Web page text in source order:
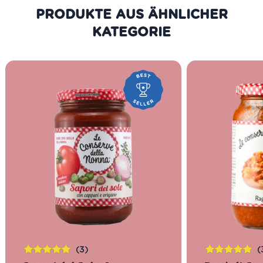
PRODUKTE AUS DER GLEICHEN
KATEGORIE
(3)